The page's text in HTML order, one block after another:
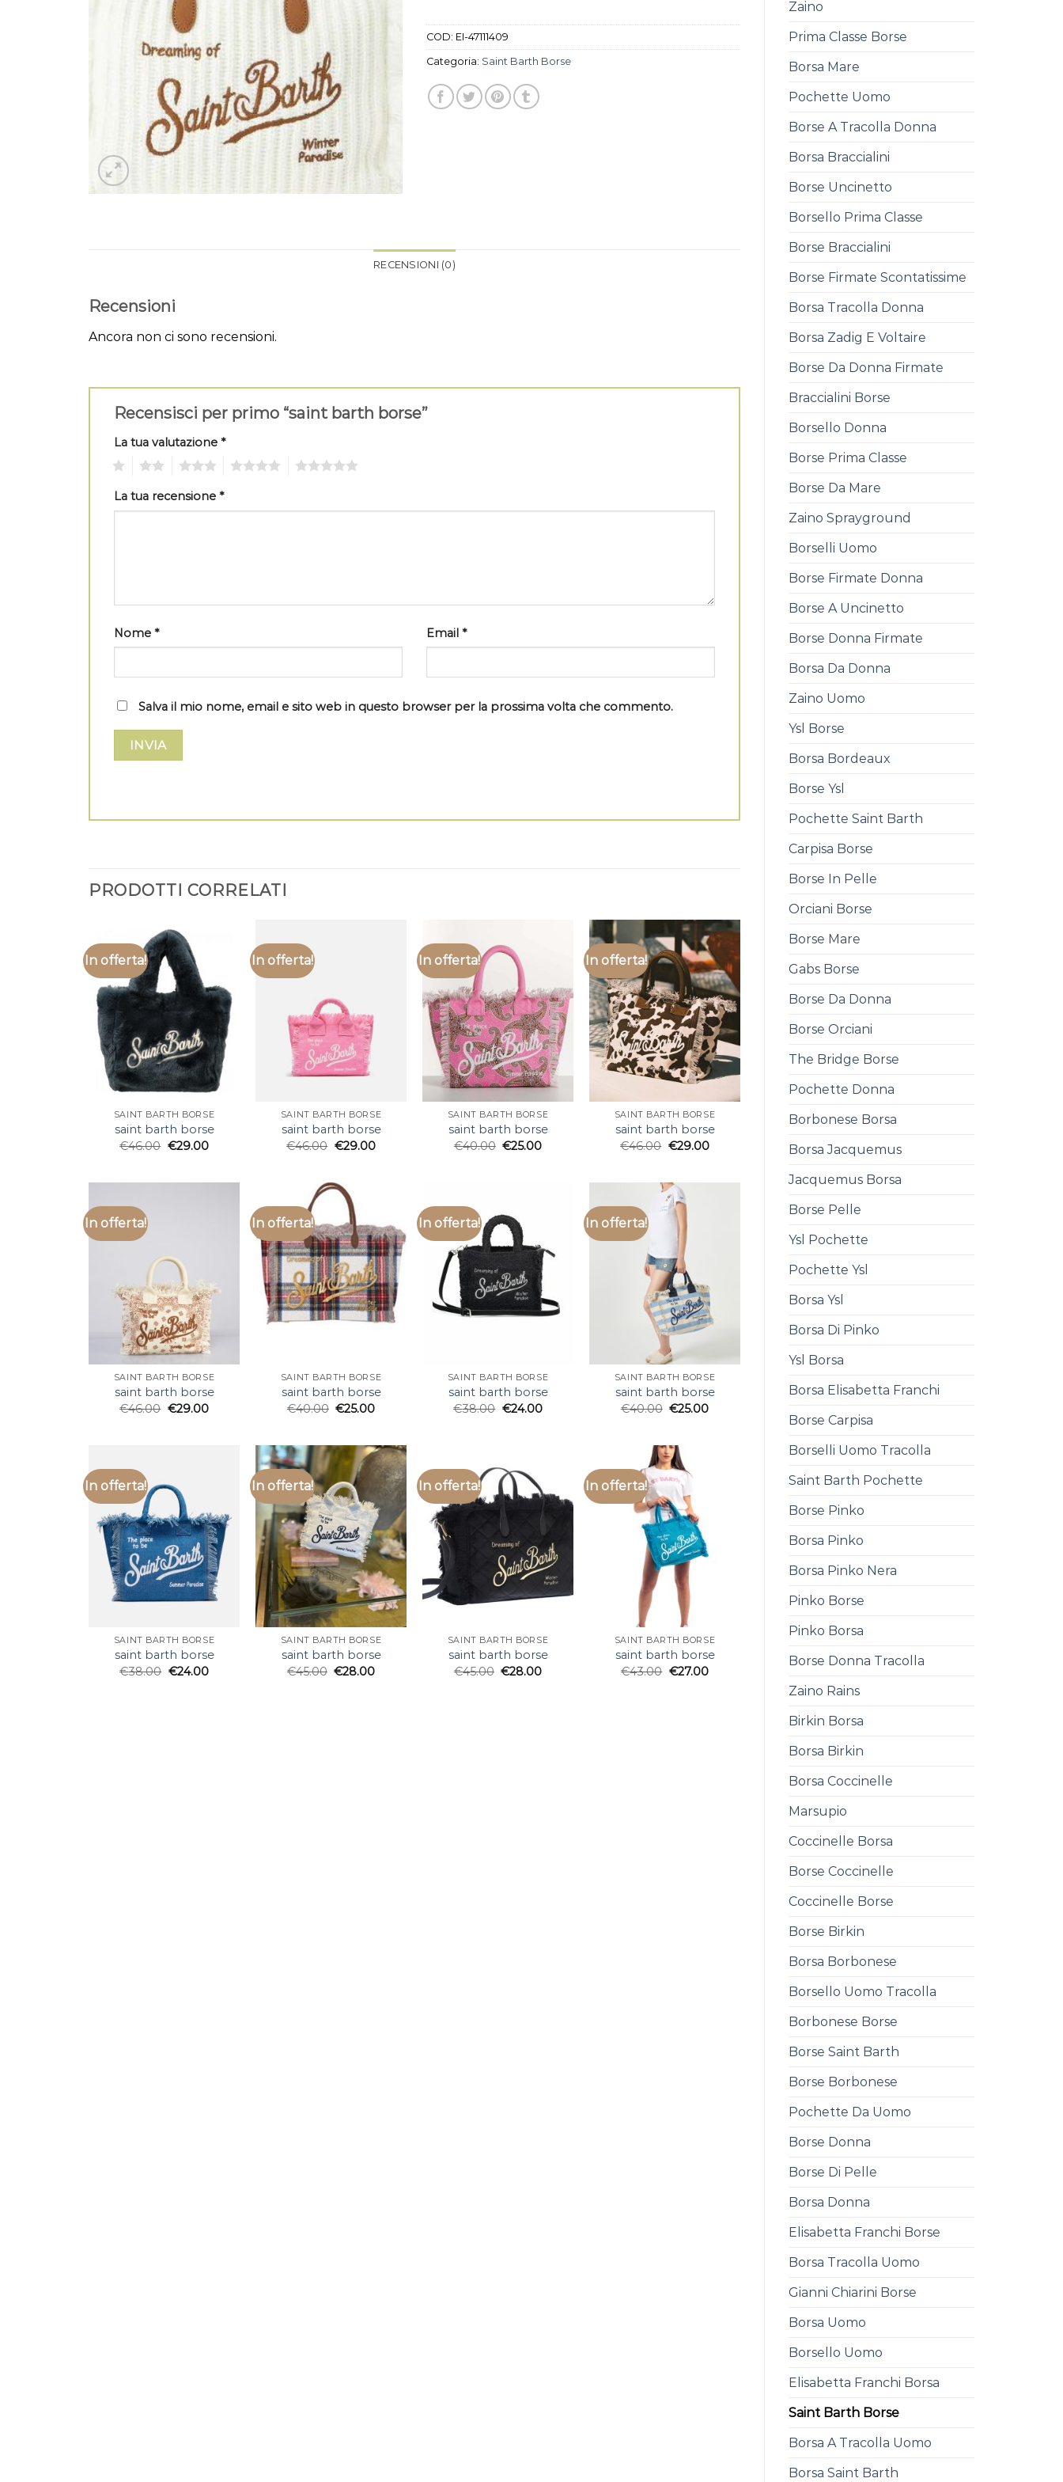
Zaino
Prima Classe Borse
Borsa Mare
Pochette Uomo
Borse A Tracolla Donna
Borsa Braccialini
Borse Uncinetto
Borsello Prima Classe
Borse Braccialini
Borse Firmate Scontatissime
Borsa Tracolla Donna
Borsa Zadig E Voltaire
Borse Da Donna Firmate
Braccialini Borse
Borsello Donna
Borse Prima Classe
Borse Da Mare
Zaino Sprayground
Borselli Uomo
Borse Firmate Donna
Borse A Uncinetto
Borse Donna Firmate
Borsa Da Donna
Zaino Uomo
Ysl Borse
Borsa Bordeaux
Borse Ysl
Pochette Saint Barth
Carpisa Borse
Borse In Pelle
Orciani Borse
Borse Mare
Gabs Borse
Borse Da Donna
Borse Orciani
The Bridge Borse
Pochette Donna
Borbonese Borsa
Borsa Jacquemus
Jacquemus Borsa
Borse Pelle
Ysl Pochette
Pochette Ysl
Borsa Ysl
Borsa Di Pinko
Ysl Borsa
Borsa Elisabetta Franchi
Borse Carpisa
Borselli Uomo Tracolla
Saint Barth Pochette
Borse Pinko
Borsa Pinko
Borsa Pinko Nera
Pinko Borse
Pinko Borsa
Borse Donna Tracolla
Zaino Rains
Birkin Borsa
Borsa Birkin
Borsa Coccinelle
Marsupio
Coccinelle Borsa
Borse Coccinelle
Coccinelle Borse
Borse Birkin
Borsa Borbonese
Borsello Uomo Tracolla
Borbonese Borse
Borse Saint Barth
Borse Borbonese
Pochette Da Uomo
Borse Donna
Borse Di Pelle
Borsa Donna
Elisabetta Franchi Borse
Borsa Tracolla Uomo
Gianni Chiarini Borse
Borsa Uomo
Borsello Uomo
Elisabetta Franchi Borsa
Saint Barth Borse
Borsa A Tracolla Uomo
Borsa Saint Barth
COD: EI-47111409
Categoria: Saint Barth Borse
RECENSIONI (0)
Recensioni
Ancora non ci sono recensioni.
Recensisci per primo “saint barth borse”
La tua valutazione *
La tua recensione *
Nome * Email *
Salva il mio nome, email e sito web in questo browser per la prossima volta che commento.
PRODOTTI CORRELATI
In offerta!
SAINT BARTH BORSE
saint barth borse
€46.00 €29.00
In offerta!
SAINT BARTH BORSE
saint barth borse
€46.00 €29.00
In offerta!
SAINT BARTH BORSE
saint barth borse
€40.00 €25.00
In offerta!
SAINT BARTH BORSE
saint barth borse
€46.00 €29.00
In offerta!
SAINT BARTH BORSE
saint barth borse
€46.00 €29.00
In offerta!
SAINT BARTH BORSE
saint barth borse
€40.00 €25.00
In offerta!
SAINT BARTH BORSE
saint barth borse
€38.00 €24.00
In offerta!
SAINT BARTH BORSE
saint barth borse
€40.00 €25.00
In offerta!
SAINT BARTH BORSE
saint barth borse
€38.00 €24.00
In offerta!
SAINT BARTH BORSE
saint barth borse
€45.00 €28.00
In offerta!
SAINT BARTH BORSE
saint barth borse
€45.00 €28.00
In offerta!
SAINT BARTH BORSE
saint barth borse
€43.00 €27.00